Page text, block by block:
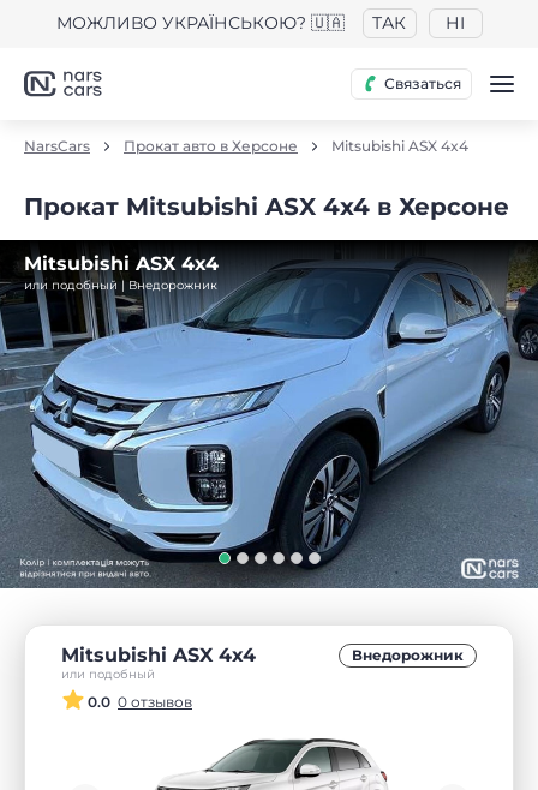
МОЖЛИВО УКРАЇНСЬКОЮ? 🇺🇦 ТАК НІ
Связаться
NarsCars Прокат авто в Херсоне Mitsubishi ASX 4x4
Прокат Mitsubishi ASX 4x4 в Херсоне
Mitsubishi ASX 4x4
или подобный | Внедорожник
Mitsubishi ASX 4x4
или подобный
Внедорожник
0.0 0 отзывов